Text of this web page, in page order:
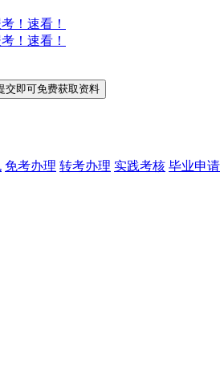
！速看！
！速看！
免考办理 转考办理 实践考核 毕业申请